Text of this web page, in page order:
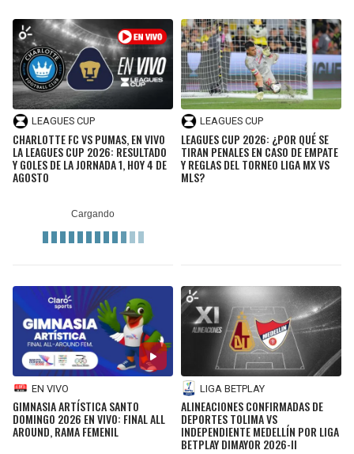
LEAGUES CUP
CHARLOTTE FC VS PUMAS, EN VIVO
LA LEAGUES CUP 2026: RESULTADO
Y GOLES DE LA JORNADA 1, HOY 4 DE
AGOSTO
LEAGUES CUP
LEAGUES CUP 2026: ¿POR QUÉ SE
TIRAN PENALES EN CASO DE EMPATE
Y REGLAS DEL TORNEO LIGA MX VS
MLS?
EN VIVO
GIMNASIA ARTÍSTICA SANTO
DOMINGO 2026 EN VIVO: FINAL ALL
AROUND, RAMA FEMENIL
LIGA BETPLAY
ALINEACIONES CONFIRMADAS DE
DEPORTES TOLIMA VS
INDEPENDIENTE MEDELLÍN POR LIGA
BETPLAY DIMAYOR 2026-II